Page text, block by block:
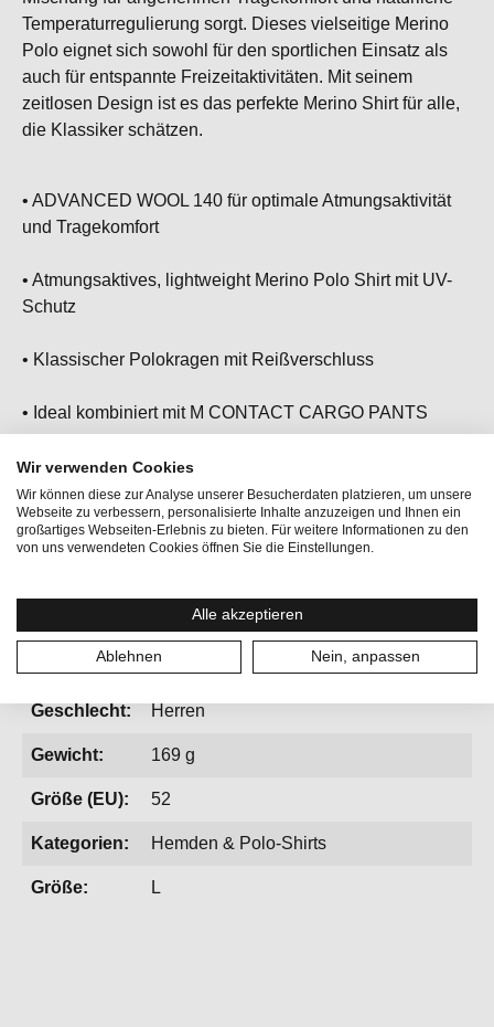
Temperaturregulierung sorgt. Dieses vielseitige Merino
Polo eignet sich sowohl für den sportlichen Einsatz als
auch für entspannte Freizeitaktivitäten. Mit seinem
zeitlosen Design ist es das perfekte Merino Shirt für alle,
die Klassiker schätzen.
• ADVANCED WOOL 140 für optimale Atmungsaktivität
und Tragekomfort
• Atmungsaktives, lightweight Merino Polo Shirt mit UV-
Schutz
• Klassischer Polokragen mit Reißverschluss
• Ideal kombiniert mit M CONTACT CARGO PANTS
• Dein perfekter Begleiter für aktive Sportarten wie Golf,
Tennis oder Paddle
Aktivitäten: Bergsport, Fitness & Running, Lifestyle
Geschlecht: Herren
Gewicht: 169 g
Größe (EU): 52
Kategorien: Hemden & Polo-Shirts
Größe: L
Wir verwenden Cookies
Wir können diese zur Analyse unserer Besucherdaten platzieren, um unsere
Webseite zu verbessern, personalisierte Inhalte anzuzeigen und Ihnen ein
großartiges Webseiten-Erlebnis zu bieten. Für weitere Informationen zu den
von uns verwendeten Cookies öffnen Sie die Einstellungen.
Alle akzeptieren
Ablehnen Nein, anpassen